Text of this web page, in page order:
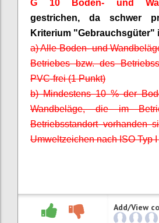
G 10 Boden- und
gestrichen, da schwer
Kriterium "Gebrauchsgüter"
a) Alle Boden- und
Betriebes bzw. des
PVC-frei (1 Punkt)
b) Mindestens 10 % der
Wandbeläge, die im
Betriebsstandort vorhanden
Umweltzeichen nach ISO Typ
Add/View